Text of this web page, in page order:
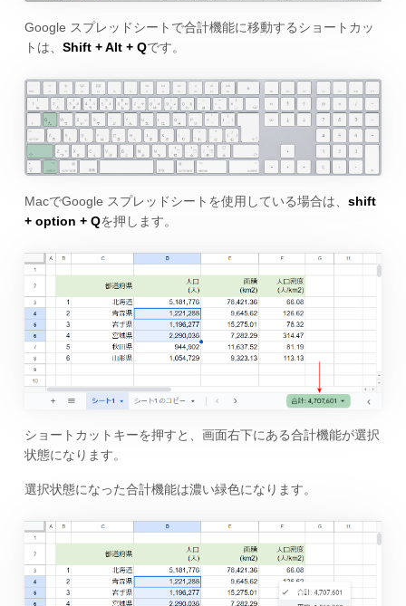
Google スプレッドシートで合計機能に移動するショートカッ
トは、 Shift + Alt + Qです。
MacでGoogle スプレッドシートを使用している場合は、 shift
+ option + Qを押します。
ショートカットキーを押すと、画面右下にある合計機能が選択
状態になります。
選択状態になった合計機能は濃い緑色になります。